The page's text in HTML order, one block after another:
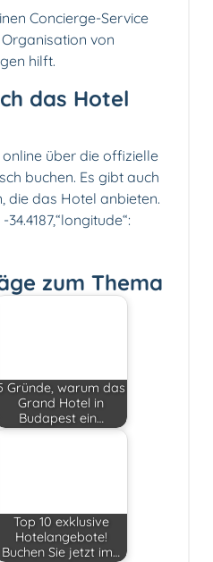
Concierge-Service
von
hilft.
das Hotel
über die offizielle
buchen. Es gibt auch
die das Hotel anbieten.
zum Thema
Gründe, warum das
Grand Hotel in
Budapest ein…
Top 10 exklusive
Hotelangebote!
Buchen Sie jetzt im…